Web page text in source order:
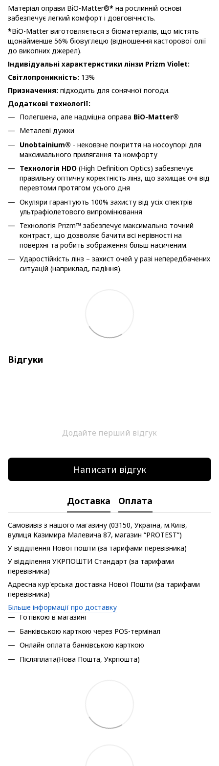
Матеріал оправи BiO-Matter®* на рослинній основі
забезпечує легкий комфорт і довговічність.
*BiO-Matter виготовляється з біоматеріалів, що містять
щонайменше 56% біовуглецю (відношення касторової олії
до викопних джерел).
Індивідуальні характеристики лінзи Prizm Violet:
Світлопроникність: 13%
Призначення: підходить для сонячної погоди.
Додаткові технології:
Полегшена, але надміцна оправа BiO-Matter®
Металеві дужки
Unobtainium® - нековзне покриття на носоупорі для
максимального прилягання та комфорту
Технологія HDO (High Definition Optics) забезпечує
правильну оптичну коректність лінз, що захищає очі від
перевтоми протягом усього дня
Окуляри гарантують 100% захисту від усіх спектрів
ультрафіолетового випромінювання
Технологія Prizm™ забезпечує максимально точний
контраст, що дозволяє бачити всі нерівності на
поверхні та робить зображення більш насиченим.
Ударостійкість лінз – захист очей у разі непередбачених
ситуацій (наприклад, падіння).
Відгуки
Додайте перший відгук
Написати відгук
Доставка Оплата
Самовивіз з нашого магазину (03150, Україна, м.Київ,
вулиця Казимира Малевича 87, магазин “PROTEST”)
У відділення Нової пошти (за тарифами перевізника)
У відділення УКРПОШТИ Стандарт (за тарифами
перевізника)
Адресна кур'єрська доставка Нової Пошти (за тарифами
перевізника)
Більше інформації про доставку
Готівкою в магазині
Банківською карткою через POS-термінал
Онлайн оплата банківською карткою
Післяплата(Нова Пошта, Укрпошта)